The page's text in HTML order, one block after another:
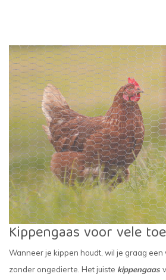
Kippengaas voor vele
Wanneer je kippen houdt, wil je graag
zonder ongedierte. Het juiste kippengaas